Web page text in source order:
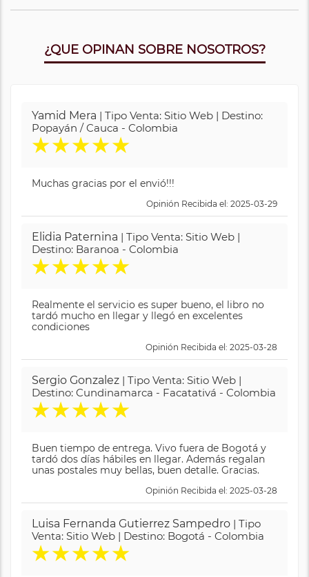
¿QUE OPINAN SOBRE NOSOTROS?
Yamid Mera | Tipo Venta: Sitio Web | Destino:
Popayán / Cauca - Colombia
★★★★★
Muchas gracias por el envió!!!
Opinión Recibida el: 2025-03-29
Elidia Paternina | Tipo Venta: Sitio Web |
Destino: Baranoa - Colombia
★★★★★
Realmente el servicio es super bueno, el libro no
tardó mucho en llegar y llegó en excelentes
condiciones
Opinión Recibida el: 2025-03-28
Sergio Gonzalez | Tipo Venta: Sitio Web |
Destino: Cundinamarca - Facatativá - Colombia
★★★★★
Buen tiempo de entrega. Vivo fuera de Bogotá y
tardó dos días hábiles en llegar. Además regalan
unas postales muy bellas, buen detalle. Gracias.
Opinión Recibida el: 2025-03-28
Luisa Fernanda Gutierrez Sampedro | Tipo
Venta: Sitio Web | Destino: Bogotá - Colombia
★★★★★